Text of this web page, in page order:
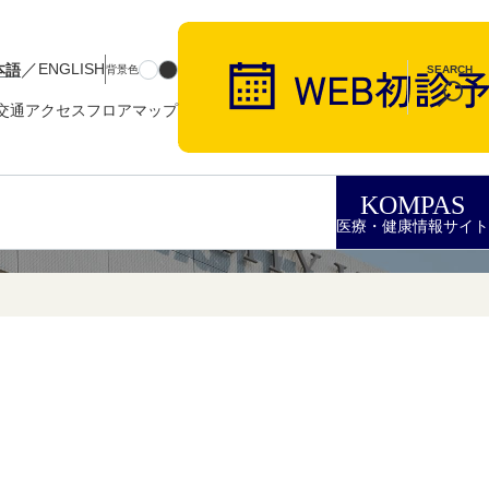
語／ENGLISH背景色
通アクセスフロアマップ
SEARCH
KOMPAS
医療・健康情報サイト